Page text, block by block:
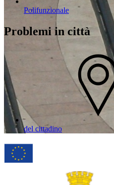
Polifunzionale
Problemi in città
del cittadino